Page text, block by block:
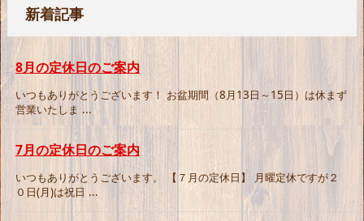
新着記事
8月の定休日のご案内
いつもありがとうございます！ お盆期間（8月13日～15日）は休まず
営業いたしま ...
7月の定休日のご案内
いつもありがとうございます。 【７月の定休日】 月曜定休ですが２
０日(月)は祝日 ...